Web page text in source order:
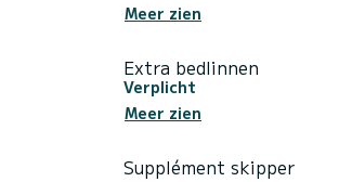
Meer zien
Extra bedlinnen
Verplicht
Meer zien
Supplément skipper